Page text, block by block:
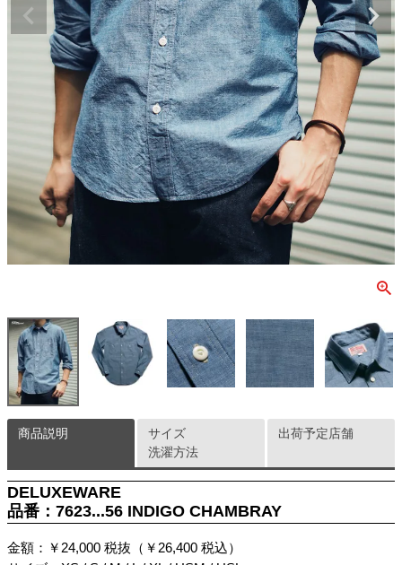
商品説明
DELUXEWARE
品番：7623...56 INDIGO CHAMBRAY
金額：￥24,000 税抜（￥26,400 税込）
サイズ
洗濯方法
出荷予定店舗